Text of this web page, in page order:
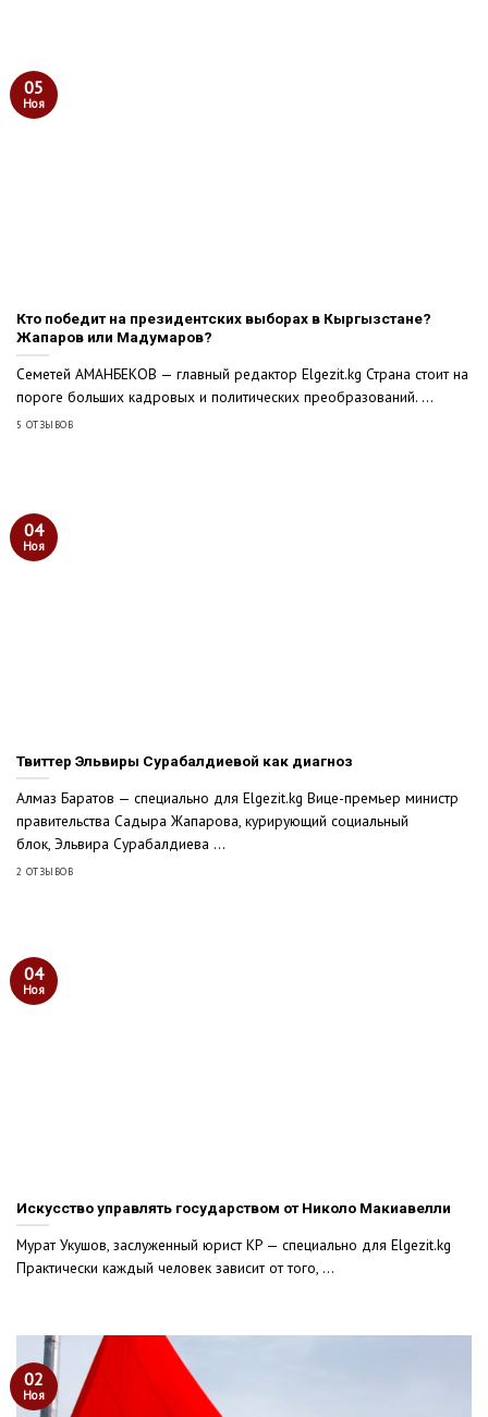
Кто победит на президентских выборах в Кыргызстане?
Жапаров или Мадумаров?
Семетей АМАНБЕКОВ — главный редактор Elgezit.kg Страна стоит на
пороге больших кадровых и политических преобразований. ...
5 ОТЗЫВОВ
05
Ноя
Твиттер Эльвиры Сурабалдиевой как диагноз
Алмаз Баратов — специально для Elgezit.kg Вице-премьер министр
правительства Садыра Жапарова, курирующий социальный
блок, Эльвира Сурабалдиева ...
2 ОТЗЫВОВ
04
Ноя
Искусство управлять государством от Николо Макиавелли
Мурат Укушов, заслуженный юрист КР — специально для Elgezit.kg
Практически каждый человек зависит от того, ...
04
Ноя
02
Ноя